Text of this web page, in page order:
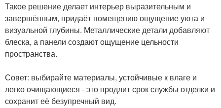
Такое решение делает интерьер выразительным и
завершённым, придаёт помещению ощущение уюта и
визуальной глубины. Металлические детали добавляют
блеска, а панели создают ощущение цельности
пространства.
Совет: выбирайте материалы, устойчивые к влаге и
легко очищающиеся - это продлит срок службы отделки и
сохранит её безупречный вид.